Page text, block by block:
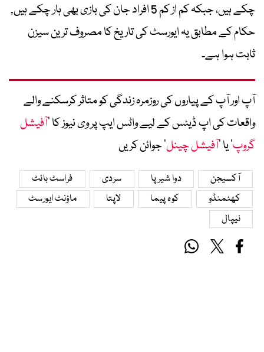
چکے ہیں، جبکہ کم از کم 5 افراد جان کی بازی بھی ہار چکے ہیں,
حکام کے مطابق یہ ایورسٹ کی تاریخ کا مصروف ترین سیزن
ثابت ہوا ہے۔
آپ اور آپ کے پیاروں کی روزمرہ زندگی کو متاثر کرسکنے والے
واقعات کی اپ ڈیٹس کے لیے واٹس ایپ پر وی نیوز کا ’آفیشل
گروپ‘ یا ’آفیشل چینل‘ جوائن کریں
آکسیجن دوا شیرپا سردی
فراسٹ بائٹ
کھٹمنڈو
کوہ پیما لاپتا
ماؤنٹ ایورسٹ
نیپال